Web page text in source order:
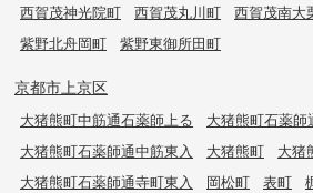
西賀茂神光院町
西賀茂丸川町 西賀茂南大
紫野北舟岡町
紫野東御所田町
京都市上京区
大猪熊町中筋通石薬師上る
大猪熊町石薬師
大猪熊町石薬師通中筋東入
大猪熊町
大猪
大猪熊町石薬師通寺町東入
岡松町 表町